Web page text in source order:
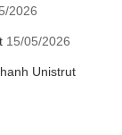
2026
15/05/2026
Unistrut